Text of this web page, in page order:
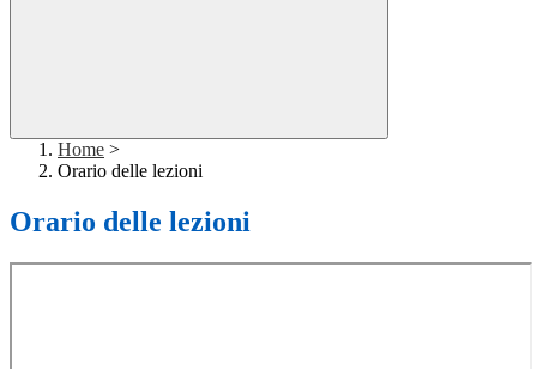
Home >
Orario delle lezioni
Orario delle lezioni